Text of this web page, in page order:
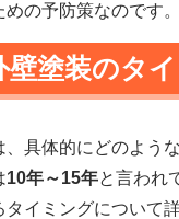
めの予防策なのです。
壁塗装のタ
、具体的にどのよう
10年～15年と言われ
タイミングについて